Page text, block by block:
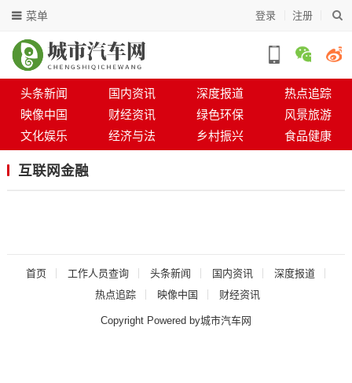
登录 注册
菜单
头条新闻 国内资讯 深度报道
热点追踪
映像中国
财经资讯 绿色环保
风景旅游
文化娱乐
经济与法 乡村振兴 食品健康
互联网金融
首页 工作人员查询 头条新闻 国内资讯
深度报道
热点追踪
映像中国 财经资讯
Copyright Powered by城市汽车网